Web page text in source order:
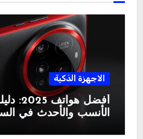
الاجهزة الذكية
أفضل
الأنسب والأحدث في